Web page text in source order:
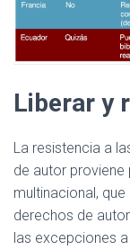
Liberar y
La resistencia a
de autor proviene
multinacional,
derechos de
las excepciones